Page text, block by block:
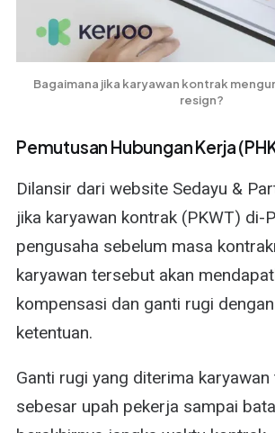
Bagaimana jika karyawan kontrak
resign?
Pemutusan Hubungan Kerja
Dilansir dari website Sedayu &
jika karyawan kontrak (PKWT) di-
pengusaha sebelum masa
karyawan tersebut akan
kompensasi dan ganti rugi
ketentuan.
Ganti rugi yang diterima
sebesar upah pekerja sampai